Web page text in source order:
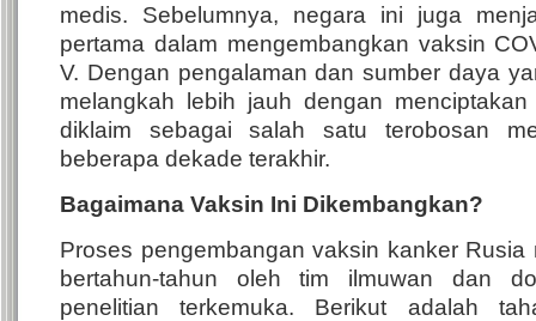
medis. Sebelumnya, negara ini juga
pertama dalam mengembangkan vaksin
V. Dengan pengalaman dan sumber daya
melangkah lebih jauh dengan
diklaim sebagai salah satu terobosan
beberapa dekade terakhir.
Bagaimana Vaksin Ini Dikembangkan?
Proses pengembangan vaksin kanker Rusia
bertahun-tahun oleh tim ilmuwan dan
penelitian terkemuka. Berikut adalah